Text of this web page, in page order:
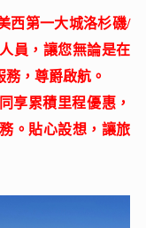
西第一大城洛杉磯/
員，讓您無論是在
，尊爵啟航。
享累積里程優惠，
。貼心設想，讓旅